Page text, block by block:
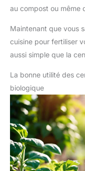
au compost ou même
Maintenant que vous
cuisine pour fertiliser
aussi simple que la
La bonne utilité des
biologique